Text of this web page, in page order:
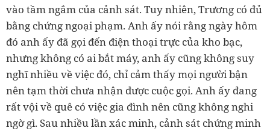
vào tầm ngắm của cảnh sát. Tuy nhiên, Trương có đủ
bằng chứng ngoại phạm. Anh ấy nói rằng ngày hôm
đó anh ấy đã gọi đến điện thoại trực của kho bạc,
nhưng không có ai bắt máy, anh ấy cũng không suy
nghĩ nhiều về việc đó, chỉ cảm thấy mọi người bận
nên tạm thời chưa nhận được cuộc gọi. Anh ấy đang
rất vội về quê có việc gia đình nên cũng không nghi
ngờ gì. Sau nhiều lần xác minh, cảnh sát chứng minh